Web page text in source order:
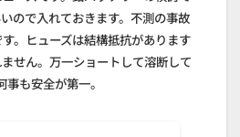
ので入れておきます。不測の事故
。ヒューズは結構抵抗があります
せん。万一ショートして溶断して
も安全が第一。